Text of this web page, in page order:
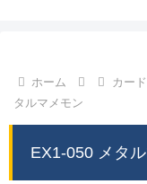
ホーム カー
タルマメモン
EX1-050 メタ